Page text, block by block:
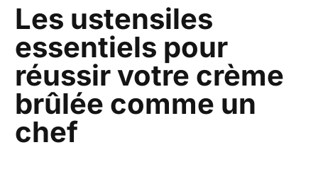
Les ustensiles
essentiels pour
réussir votre crème
brûlée comme un
chef